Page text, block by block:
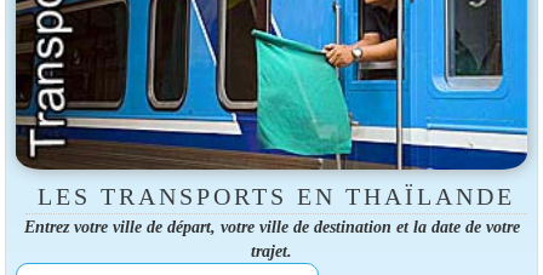
LES TRANSPORTS EN THAÏLANDE
Entrez votre ville de départ, votre ville de destination et la date de votre
trajet.